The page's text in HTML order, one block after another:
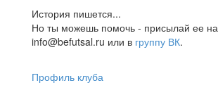
История пишется...
Но ты можешь помочь - присылай ее на
info@befutsal.ru или в группу ВК.
Профиль клуба